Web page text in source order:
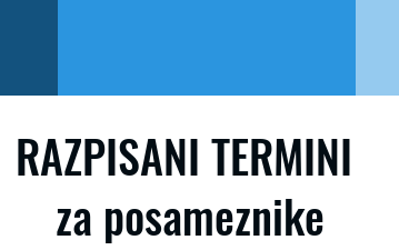
RAZPISANI TERMINI
za posameznike